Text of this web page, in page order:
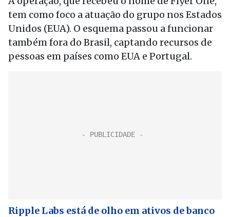
tem como foco a atuação do grupo nos Estados
Unidos (EUA). O esquema passou a funcionar
também fora do Brasil, captando recursos de
pessoas em países como EUA e Portugal.
Ripple Labs está de olho em ativos de banco